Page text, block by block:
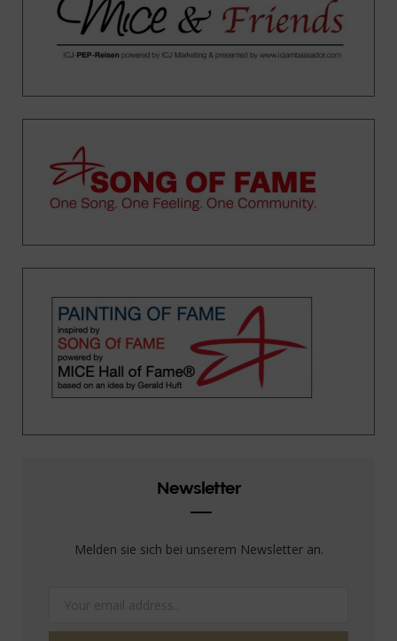
Newsletter
Melden sie sich bei unserem Newsletter an.